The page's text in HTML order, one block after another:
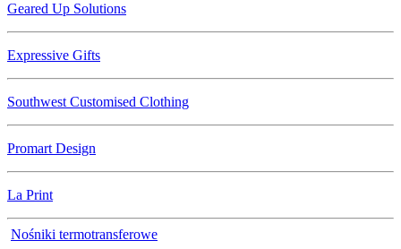
Geared Up Solutions
Expressive Gifts
Southwest Customised Clothing
Promart Design
La Print
Nośniki termotransferowe